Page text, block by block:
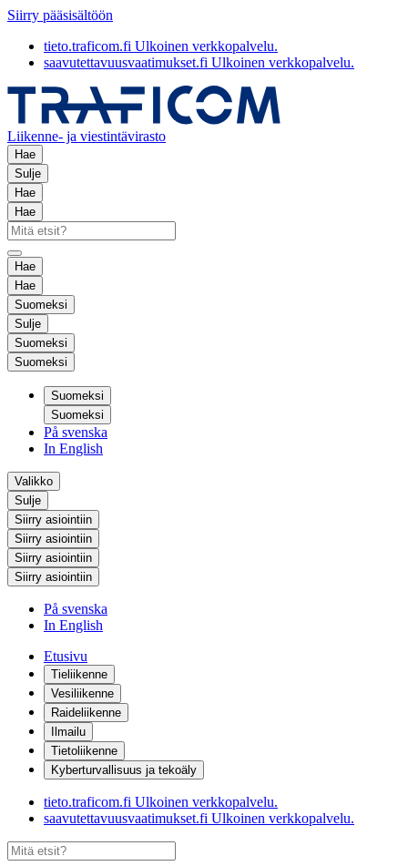
Siirry pääsisältöön
tieto.traficom.fi Ulkoinen verkkopalvelu.
saavutettavuusvaatimukset.fi Ulkoinen verkkopalvelu.
Liikenne- ja viestintävirasto
Hae
Sulje
Hae
Hae
Hae
Hae
Suomeksi
Sulje
Suomeksi
Suomeksi
Suomeksi
Suomeksi
På svenska
In English
Valikko
Sulje
Siirry asiointiin
Siirry asiointiin
Siirry asiointiin
Siirry asiointiin
På svenska
In English
Etusivu
Tieliikenne
Vesiliikenne
Raideliikenne
Ilmailu
Tietoliikenne
Kyberturvallisuus ja tekoäly
tieto.traficom.fi Ulkoinen verkkopalvelu.
saavutettavuusvaatimukset.fi Ulkoinen verkkopalvelu.